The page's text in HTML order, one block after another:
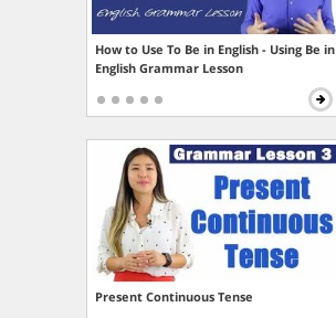
How to Use To Be in English - Using Be in
English Grammar Lesson
Present Continuous Tense